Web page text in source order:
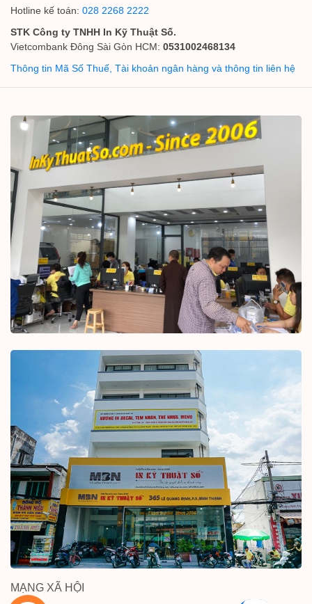
Hotline kế toán: 028 2268 2222
STK Công ty TNHH In Kỹ Thuật Số.
Vietcombank Đông Sài Gòn HCM: 0531002468134
Thông tin Mã Số Thuế, Tài khoản ngân hàng và thông tin liên hệ
MẠNG XÃ HỘI